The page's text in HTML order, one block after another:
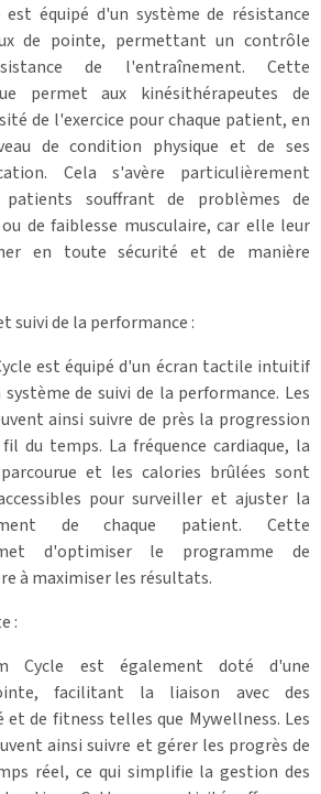
est équipé d'un système de résistance
de pointe, permettant un contrôle
de l'entraînement. Cette
permet aux kinésithérapeutes de
de l'exercice pour chaque patient, en
de condition physique et de ses
Cela s'avère particulièrement
souffrant de problèmes de
de faiblesse musculaire, car elle leur
en toute sécurité et de manière
de la performance :
est équipé d'un écran tactile intuitif
de suivi de la performance. Les
ainsi suivre de près la progression
du temps. La fréquence cardiaque, la
et les calories brûlées sont
pour surveiller et ajuster la
de chaque patient. Cette
d'optimiser le programme de
à maximiser les résultats.
:
Cycle est également doté d'une
facilitant la liaison avec des
de fitness telles que Mywellness. Les
ainsi suivre et gérer les progrès de
réel, ce qui simplifie la gestion des